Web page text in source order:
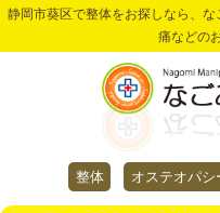
静岡市葵区で整体をお探しなら、
痛などの
整体 オステオパシ